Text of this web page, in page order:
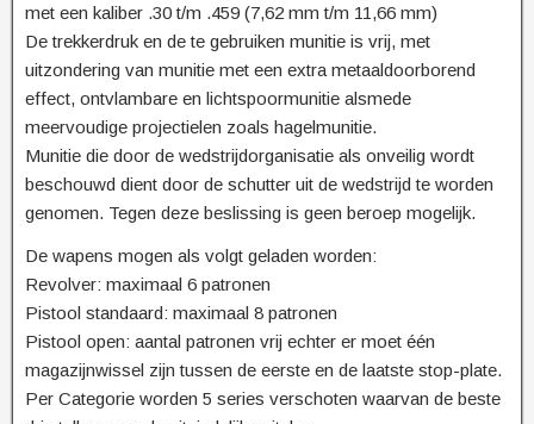
met een kaliber .30 t/m .459 (7,62 mm t/m 11,66 mm)
De trekkerdruk en de te gebruiken munitie is vrij, met
uitzondering van munitie met een extra metaaldoorborend
effect, ontvlambare en lichtspoormunitie alsmede
meervoudige projectielen zoals hagelmunitie.
Munitie die door de wedstrijdorganisatie als onveilig wordt
beschouwd dient door de schutter uit de wedstrijd te worden
genomen. Tegen deze beslissing is geen beroep mogelijk.
De wapens mogen als volgt geladen worden:
Revolver: maximaal 6 patronen
Pistool standaard: maximaal 8 patronen
Pistool open: aantal patronen vrij echter er moet één
magazijnwissel zijn tussen de eerste en de laatste stop-plate.
Per Categorie worden 5 series verschoten waarvan de beste